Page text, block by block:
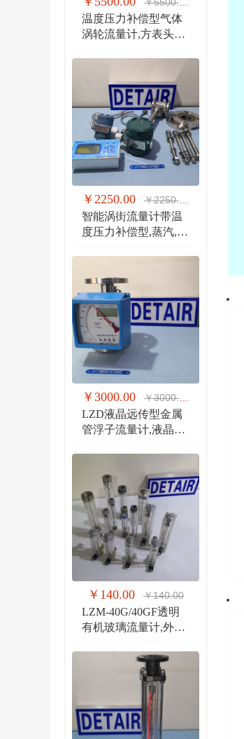
温度压力补偿型气体
涡轮流量计,方表头防
￥2250.00 ￥2250.00
智能涡街流量计带温
度压力补偿型,蒸汽,气
￥3000.00 ￥3000.00
LZD液晶远传型金属
管浮子流量计,液晶显
￥140.00 ￥140.00
LZM-40G/40GF透明
有机玻璃流量计,外螺